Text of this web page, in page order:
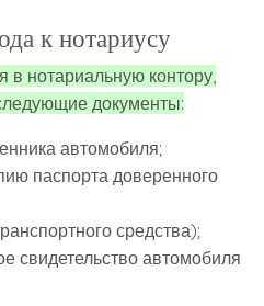
к нотариусу
в нотариальную контору,
документы:
автомобиля;
паспорта доверенного
средства);
свидетельство автомобиля